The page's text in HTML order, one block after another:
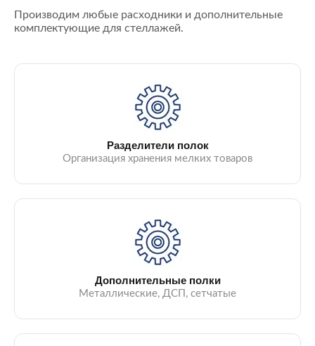
Производим любые расходники и дополнительные
комплектующие для стеллажей.
Разделители полок
Организация хранения мелких товаров
Дополнительные полки
Металлические, ДСП, сетчатые